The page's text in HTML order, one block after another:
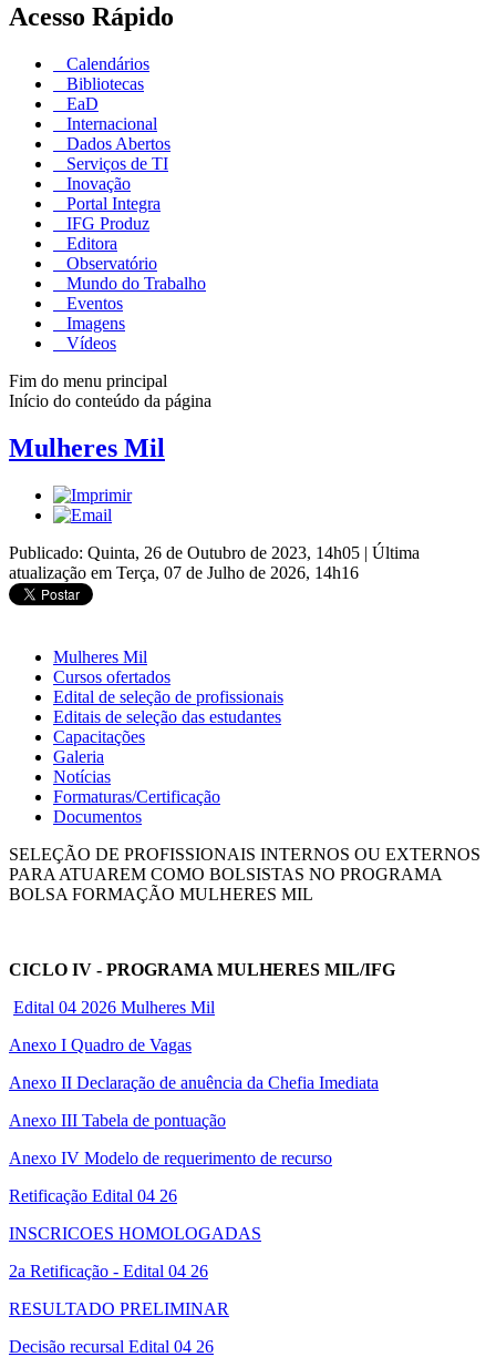
Acesso Rápido
Calendários
Bibliotecas
EaD
Internacional
Dados Abertos
Serviços de TI
Inovação
Portal Integra
IFG Produz
Editora
Observatório
Mundo do Trabalho
Eventos
Imagens
Vídeos
Fim do menu principal
Início do conteúdo da página
Mulheres Mil
Publicado: Quinta, 26 de Outubro de 2023, 14h05 | Última
atualização em Terça, 07 de Julho de 2026, 14h16
Mulheres Mil
Cursos ofertados
Edital de seleção de profissionais
Editais de seleção das estudantes
Capacitações
Galeria
Notícias
Formaturas/Certificação
Documentos
SELEÇÃO DE PROFISSIONAIS INTERNOS OU EXTERNOS
PARA ATUAREM COMO BOLSISTAS NO PROGRAMA
BOLSA FORMAÇÃO MULHERES MIL
CICLO IV - PROGRAMA MULHERES MIL/IFG
Edital 04 2026 Mulheres Mil
Anexo I Quadro de Vagas
Anexo II Declaração de anuência da Chefia Imediata
Anexo III Tabela de pontuação
Anexo IV Modelo de requerimento de recurso
Retificação Edital 04 26
INSCRICOES HOMOLOGADAS
2a Retificação - Edital 04 26
RESULTADO PRELIMINAR
Decisão recursal Edital 04 26